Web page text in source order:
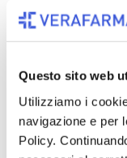
Questo sito web
Utilizziamo i
navigazione e per
Policy.
Oltre 50.000
Catalogo prodotti ampio
per soddisfare tutte le